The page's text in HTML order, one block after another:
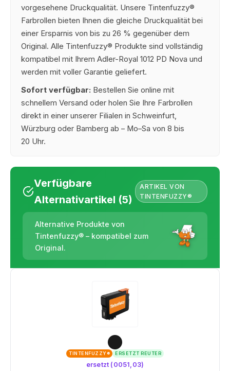
vorgesehene Druckqualität. Unsere Tintenfuzzy®
Farbrollen bieten Ihnen die gleiche Druckqualität bei
einer Ersparnis von bis zu 26 % gegenüber dem
Original. Alle Tintenfuzzy® Produkte sind vollständig
kompatibel mit Ihrem Adler-Royal 1012 PD Nova und
werden mit voller Garantie geliefert.
Sofort verfügbar: Bestellen Sie online mit
schnellem Versand oder holen Sie Ihre Farbrollen
direkt in einer unserer Filialen in Schweinfurt,
Würzburg oder Bamberg ab – Mo–Sa von 8 bis
20 Uhr.
Verfügbare
Alternativartikel (5)
ARTIKEL VON
TINTENFUZZY®
Alternative Produkte von
Tintenfuzzy® – kompatibel zum
Original.
TINTENFUZZY® ERSETZT REUTER
ersetzt (0051,03)